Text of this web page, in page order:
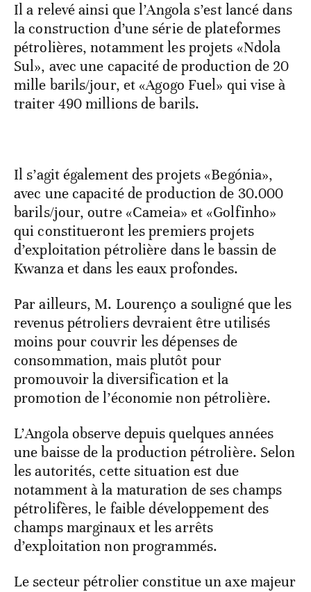
Il a relevé ainsi que l’Angola s’est lancé dans
la construction d’une série de plateformes
pétrolières, notamment les projets «Ndola
Sul», avec une capacité de production de 20
mille barils/jour, et «Agogo Fuel» qui vise à
traiter 490 millions de barils.
Il s’agit également des projets «Begónia»,
avec une capacité de production de 30.000
barils/jour, outre «Cameia» et «Golfinho»
qui constitueront les premiers projets
d’exploitation pétrolière dans le bassin de
Kwanza et dans les eaux profondes.
Par ailleurs, M. Lourenço a souligné que les
revenus pétroliers devraient être utilisés
moins pour couvrir les dépenses de
consommation, mais plutôt pour
promouvoir la diversification et la
promotion de l’économie non pétrolière.
L’Angola observe depuis quelques années
une baisse de la production pétrolière. Selon
les autorités, cette situation est due
notamment à la maturation de ses champs
pétrolifères, le faible développement des
champs marginaux et les arrêts
d’exploitation non programmés.
Le secteur pétrolier constitue un axe majeur